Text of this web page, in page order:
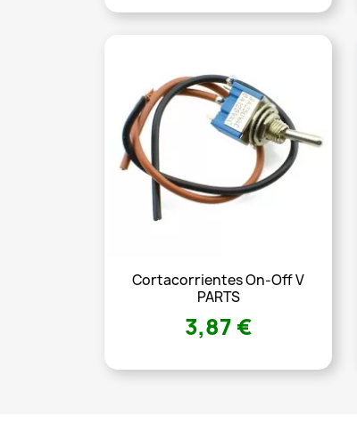
Cortacorrientes On-Off V
PARTS
3,87 €